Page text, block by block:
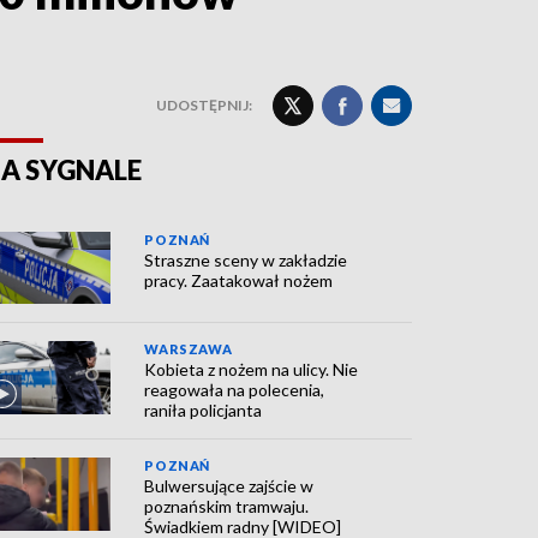
UDOSTĘPNIJ:
SYGNALE
POZNAŃ
Straszne sceny w zakładzie
pracy. Zaatakował nożem
WARSZAWA
Kobieta z nożem na ulicy. Nie
reagowała na polecenia,
raniła policjanta
POZNAŃ
Bulwersujące zajście w
poznańskim tramwaju.
Świadkiem radny [WIDEO]